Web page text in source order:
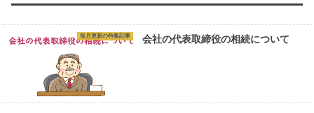
毎月更新の特集記事 会社の代表取締役の相続について